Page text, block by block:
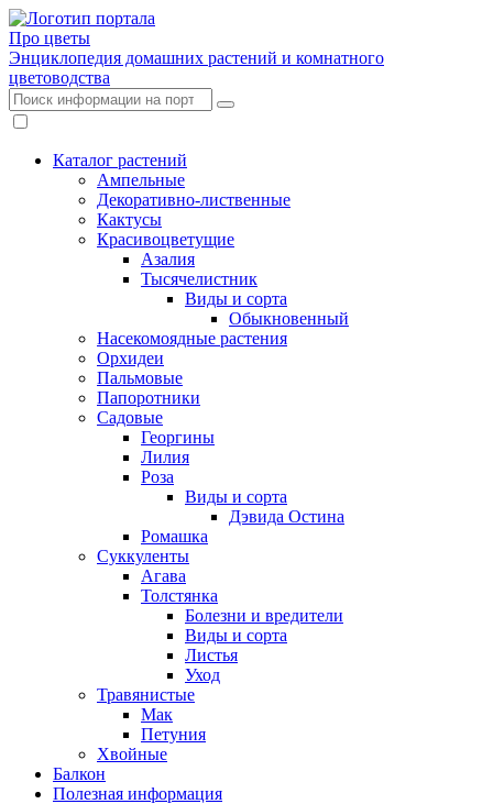
Про цветы
Энциклопедия домашних растений и комнатного
цветоводства
Каталог растений
Ампельные
Декоративно-лиственные
Кактусы
Красивоцветущие
Азалия
Тысячелистник
Виды и сорта
Обыкновенный
Насекомоядные растения
Орхидеи
Пальмовые
Папоротники
Садовые
Георгины
Лилия
Роза
Виды и сорта
Дэвида Остина
Ромашка
Суккуленты
Агава
Толстянка
Болезни и вредители
Виды и сорта
Листья
Уход
Травянистые
Мак
Петуния
Хвойные
Балкон
Полезная информация